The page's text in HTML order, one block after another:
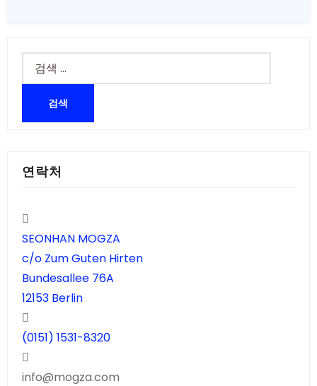
연락처
SEONHAN MOGZA
c/o Zum Guten Hirten
Bundesallee 76A
12153 Berlin
(0151) 1531-8320
info@mogza.com